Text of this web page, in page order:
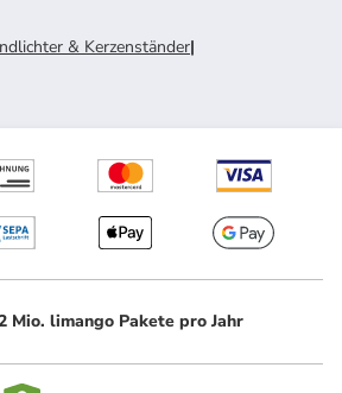
& Kerzenständer|
Mio. limango Pakete pro Jahr